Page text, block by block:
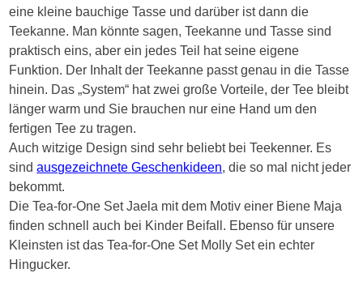
eine kleine bauchige Tasse und darüber ist dann die
Teekanne. Man könnte sagen, Teekanne und Tasse sind
praktisch eins, aber ein jedes Teil hat seine eigene
Funktion. Der Inhalt der Teekanne passt genau in die Tasse
hinein. Das „System“ hat zwei große Vorteile, der Tee bleibt
länger warm und Sie brauchen nur eine Hand um den
fertigen Tee zu tragen.
Auch witzige Design sind sehr beliebt bei Teekenner. Es
sindausgezeichnete Geschenkideen, die so mal nicht jeder
bekommt.
Die Tea-for-One Set Jaela mit dem Motiv einer Biene Maja
finden schnell auch bei Kinder Beifall. Ebenso für unsere
Kleinsten ist das Tea-for-One Set Molly Set ein echter
Hingucker.